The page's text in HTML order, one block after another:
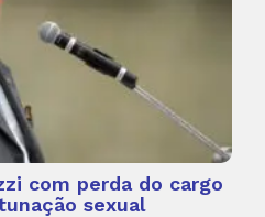
com perda do cargo
sexual